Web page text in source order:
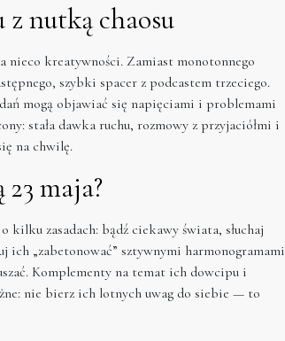
nutką chaosu
nieco kreatywności. Zamiast monotonnego
szybki spacer z podcastem trzeciego.
mogą objawiać się napięciami i problemami
stała dawka ruchu, rozmowy z przyjaciółmi i
na chwilę.
maja?
zasadach: bądź ciekawy świata, słuchaj
„zabetonować” sztywnymi harmonogramami
Komplementy na temat ich dowcipu i
nie bierz ich lotnych uwag do siebie — to